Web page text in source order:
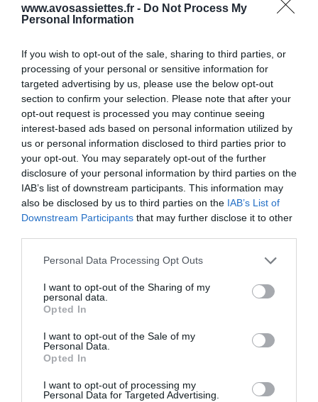
www.avosassiettes.fr - Do Not Process My
Personal Information
If you wish to opt-out of the sale, sharing to third parties, or
processing of your personal or sensitive information for
targeted advertising by us, please use the below opt-out
section to confirm your selection. Please note that after your
opt-out request is processed you may continue seeing
interest-based ads based on personal information utilized by
us or personal information disclosed to third parties prior to
your opt-out. You may separately opt-out of the further
disclosure of your personal information by third parties on the
IAB’s list of downstream participants. This information may
also be disclosed by us to third parties on the IAB’s List of
Downstream Participants that may further disclose it to other
Please note that this website/app uses one or more Google
not limited to your visit or usage behaviour. You may click to
grant or deny consent to Google and its third-party tags to
use your data for below specified purposes in below Google
consent section.
Personal Data Processing Opt Outs
I want to opt-out of the Sharing of my
personal data.
Opted In
I want to opt-out of the Sale of my
Personal Data.
Opted In
I want to opt-out of processing my
Personal Data for Targeted Advertising.
CONNEXION
Mot de passe oublié ?
Se souvenir de moi
Se connecter